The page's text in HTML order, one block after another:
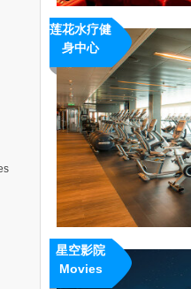
莲花水疗健
身中心
星空影院
Movies